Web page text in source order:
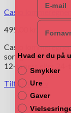
Casio
499.00
Casio
sort gummirem.
12-timers eller 24-
Tilføj til kurv
Navn
Hvad er du på
Smykker
Ure
Gaver